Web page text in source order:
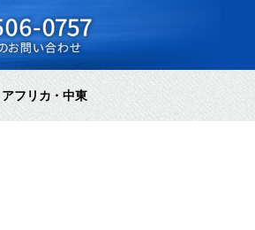
アフリカ・中東